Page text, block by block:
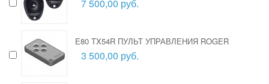
7 500,00 руб.
E80 TX54R ПУЛЬТ УПРАВЛЕНИЯ ROGER
3 500,00 руб.